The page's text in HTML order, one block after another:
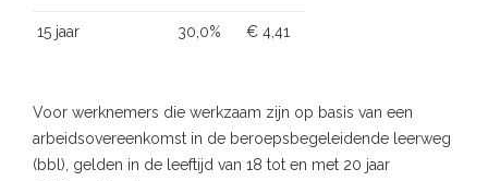
15 jaar 30,0% € 4,41
Voor werknemers die werkzaam zijn op basis van een
arbeidsovereenkomst in de beroepsbegeleidende leerweg
(bbl), gelden in de leeftijd van 18 tot en met 20 jaar